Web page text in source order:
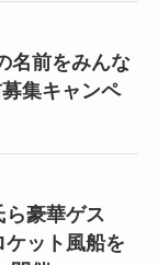
名前をみんな
集キャンペ
ら豪華ゲス
ット風船を